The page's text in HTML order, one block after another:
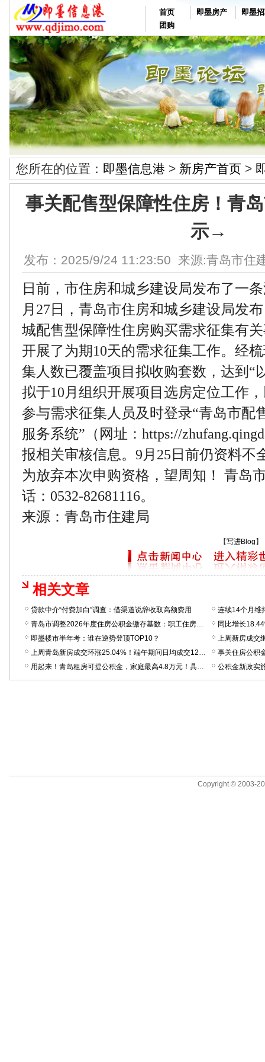
首页 即墨房产
即墨
团购
您所在的位置： 即墨信息港 > 新房产首页 >
事关配售型保障性住房！青
示→
发布：2025/9/24 11:23:50 来源:青岛市住
日前，市住房和城乡建设局发布了一
月27日，青岛市住房和城乡建设局发
城配售型保障性住房购买需求征集有
开展了为期10天的需求征集工作。经
集人数已覆盖项目拟收购套数，达到“
拟于10月组织开展项目选房定位工作
参与需求征集人员及时登录“青岛市配
服务系统”（网址：https://
报相关审核信息。9月25日前仍资料不
为放弃本次申购资格，望周知！ 青岛
话：0532-82681116。
来源：青岛市住建局
【写进Blog 】
相关文章
贷款中介“付费加白”调查：借渠道说辞收取高额费用
青岛市调整2026年度住房公积金缴存基数：职工住房公积金缴存基数上限提高至34342.75元；下限方面，七区提高至2400元，三市提高至2210元
即墨楼市半年考：谁在逆势登顶TOP10？
上周青岛新房成交环涨25.04%！端午期间日均成交122套，有售楼处反馈“热度和五一差不多”
事关住房公积
用起来！青岛租房可提公积金，家庭最高4.8万元！具体这么办
公积金新政实
Copyright © 2003-